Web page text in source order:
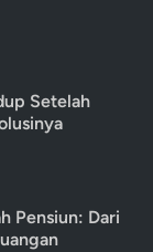
Setelah
Pensiun: Dari